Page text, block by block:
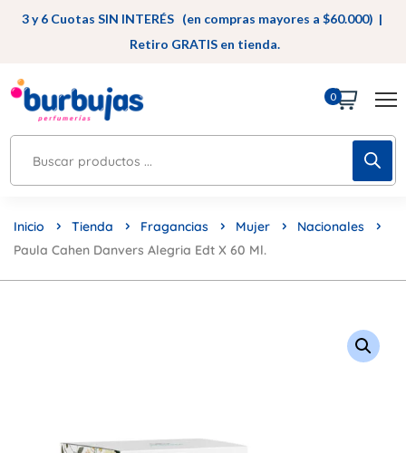
3 y 6 Cuotas SIN INTERÉS (en compras mayores a $60.000) |
Retiro GRATIS en tienda.
0
Inicio Tienda Fragancias Mujer
Nacionales
Paula Cahen Danvers Alegria Edt X 60 Ml.